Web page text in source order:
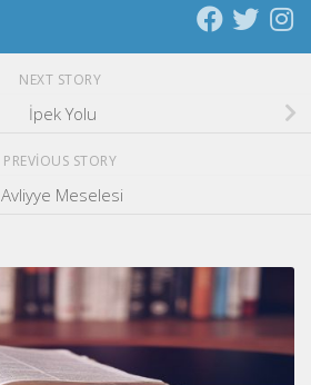
NEXT STORY
İpek Yolu
PREVIOUS STORY
Avliyye Meselesi